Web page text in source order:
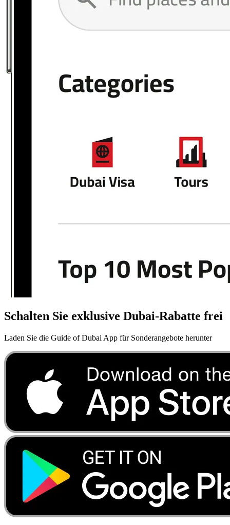
Schalten Sie exklusive Dubai-Rabatte frei
Laden Sie die Guide of Dubai App für Sonderangebote herunter